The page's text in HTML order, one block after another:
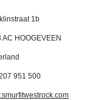
1b
AC HOOGEVEEN
951 500